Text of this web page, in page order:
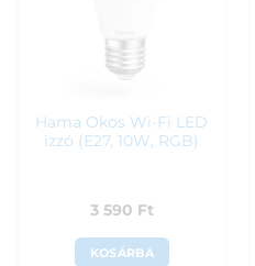
Hama Okos Wi-Fi LED
izzó (E27, 10W, RGB)
3 590 Ft
KOSÁRBA